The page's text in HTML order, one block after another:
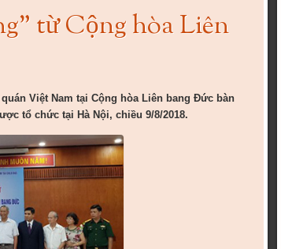
từ Cộng hòa Liên
Việt Nam tại Cộng hòa Liên bang Đức bàn
tổ chức tại Hà Nội, chiều 9/8/2018.